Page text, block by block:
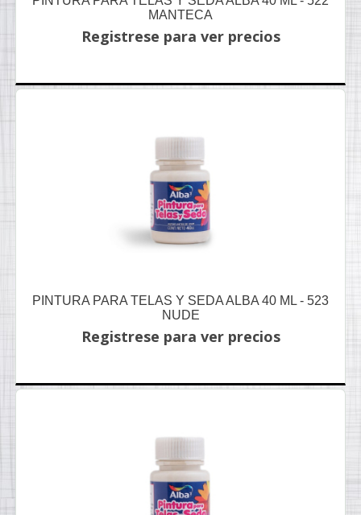
MANTECA
Registrese para ver precios
PINTURA PARA TELAS Y SEDA ALBA 40 ML - 523
NUDE
Registrese para ver precios